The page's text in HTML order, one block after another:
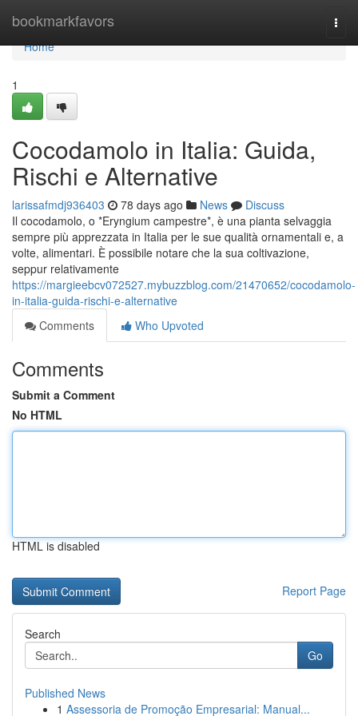
bookmarkfavors
Home
Home
1
Cocodamolo in Italia: Guida,
Rischi e Alternative
larissafmdj936403 78 days ago News
Discuss
Il cocodamolo, o *Eryngium campestre*, è una pianta selvaggia
sempre più apprezzata in Italia per le sue qualità ornamentali e, a
volte, alimentari. È possibile notare che la sua coltivazione,
seppur relativamente
https://margieebcv072527.mybuzzblog.com/21470652/cocodamolo-
in-italia-guida-rischi-e-alternative
Comments
Who Upvoted
Comments
Submit a Comment
No HTML
HTML is disabled
Report Page
Search
Go
Published News
1 Assessoria de Promoção Empresarial: Manual...